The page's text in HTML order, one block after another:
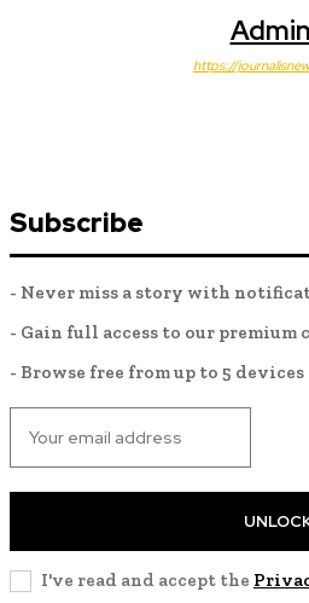
Admin
https://
Subscribe
- Never miss a story with
- Gain full access to our premium
- Browse free from up to 5 devices
I've read and accept the